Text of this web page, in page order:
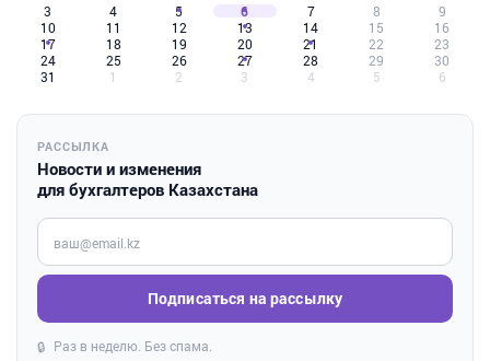
3
4 5 6 7 8
9
10
11 12 13 14 15
16
17
18 19 20 21 22
23
24
25 26 27 28 29
30
31
1 2 3 4 5 6
РАССЫЛКА
Новости и изменения
для бухгалтеров Казахстана
Введите ваш e-mail
Подписаться на рассылку
🔒 Раз в неделю. Без спама.